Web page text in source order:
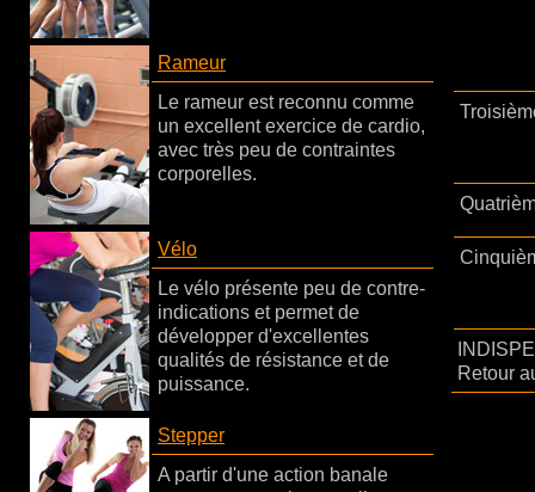
Rameur
Le rameur est reconnu comme
un excellent exercice de cardio,
avec très peu de contraintes
corporelles.
Vélo
Le vélo présente peu de contre-
indications et permet de
développer d'excellentes
qualités de résistance et de
puissance.
Stepper
A partir d'une action banale
Retour